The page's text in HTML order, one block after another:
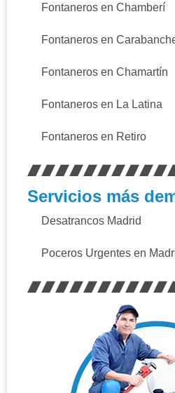
Fontaneros en Chamberí
Fontaneros en
Fontaneros en Chamartín
Fontaneros en La Latina
Fontaneros en Retiro
Servicios más
Desatrancos Madrid
Poceros Urgentes en